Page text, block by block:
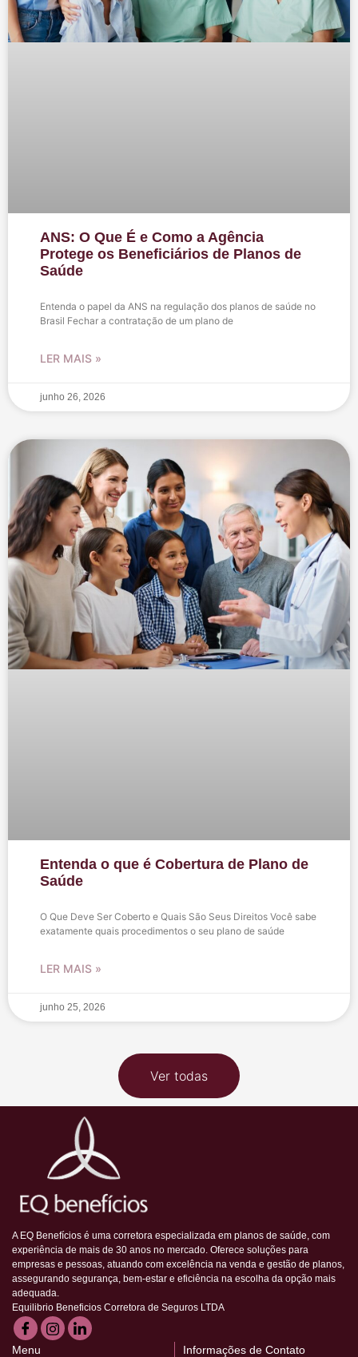
ANS: O Que É e Como a Agência
Protege os Beneficiários de Planos de
Saúde
Entenda o papel da ANS na regulação dos planos de saúde no
Brasil Fechar a contratação de um plano de
LER MAIS »
junho 26, 2026
Entenda o que é Cobertura de Plano de
Saúde
O Que Deve Ser Coberto e Quais São Seus Direitos Você sabe
exatamente quais procedimentos o seu plano de saúde
LER MAIS »
junho 25, 2026
Ver todas
A EQ Benefícios é uma corretora especializada em planos de saúde, com
experiência de mais de 30 anos no mercado. Oferece soluções para
empresas e pessoas, atuando com excelência na venda e gestão de planos,
assegurando segurança, bem-estar e eficiência na escolha da opção mais
adequada.
Equilibrio Beneficios Corretora de Seguros LTDA
Menu Informações de Contato